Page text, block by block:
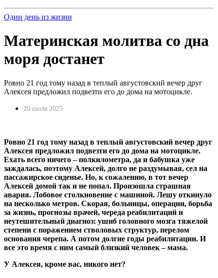
Один день из жизни
Материнская молитва со дна
моря достанет
Ровно 21 год тому назад в теплый августовский вечер друг
Алексея предложил подвезти его до дома на мотоцикле.
20 июля 2025
Ровно 21 год тому назад в теплый августовский вечер друг
Алексея предложил подвезти его до дома на мотоцикле.
Ехать всего ничего – полкилометра, да и бабушка уже
заждалась, поэтому Алексей, долго не раздумывая, сел на
пассажирское сиденье. Но, к сожалению, в тот вечер
Алексей домой так и не попал. Произошла страшная
авария. Лобовое столкновение с машиной. Лешу откинуло
на несколько метров. Скорая, больницы, операции, борьба
за жизнь, прогнозы врачей, череда реабилитаций и
неутешительный диагноз: ушиб головного мозга тяжелой
степени с поражением стволовых структур, перелом
основания черепа. А потом долгие годы реабилитации. И
все это время с ним самый близкий человек – мама.
У Алексея, кроме вас, никого нет?